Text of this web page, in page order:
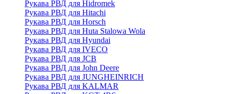
Рукава РВД для Hidromek
Рукава РВД для Hitachi
Рукава РВД для Horsch
Рукава РВД для Huta Stalowa Wola
Рукава РВД для Hyundai
Рукава РВД для IVECO
Рукава РВД для JCB
Рукава РВД для John Deere
Рукава РВД для JUNGHEINRICH
Рукава РВД для KALMAR